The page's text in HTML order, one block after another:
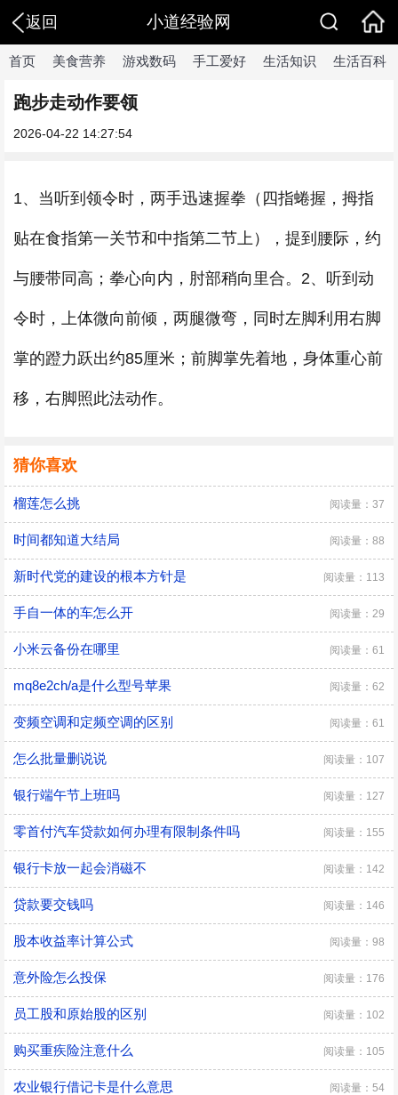
返回 小道经验网
首页 美食营养 游戏数码 手工爱好 生活知识 生活百科
跑步走动作要领
2026-04-22 14:27:54
1、当听到领令时，两手迅速握拳（四指蜷握，拇指
贴在食指第一关节和中指第二节上），提到腰际，约
与腰带同高；拳心向内，肘部稍向里合。2、听到动
令时，上体微向前倾，两腿微弯，同时左脚利用右脚
掌的蹬力跃出约85厘米；前脚掌先着地，身体重心前
移，右脚照此法动作。
猜你喜欢
榴莲怎么挑 阅读量：37
时间都知道大结局 阅读量：88
新时代党的建设的根本方针是 阅读量：113
手自一体的车怎么开 阅读量：29
小米云备份在哪里 阅读量：61
mq8e2ch/a是什么型号苹果 阅读量：62
变频空调和定频空调的区别 阅读量：61
怎么批量删说说 阅读量：107
银行端午节上班吗 阅读量：127
零首付汽车贷款如何办理有限制条件吗 阅读量：155
银行卡放一起会消磁不 阅读量：142
贷款要交钱吗 阅读量：146
股本收益率计算公式 阅读量：98
意外险怎么投保 阅读量：176
员工股和原始股的区别 阅读量：102
购买重疾险注意什么 阅读量：105
农业银行借记卡是什么意思 阅读量：54